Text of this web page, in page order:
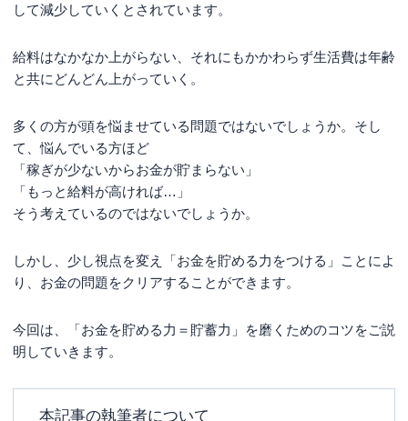
して減少していくとされています。
給料はなかなか上がらない、それにもかかわらず生活費は年齢
と共にどんどん上がっていく。
多くの方が頭を悩ませている問題ではないでしょうか。そし
て、悩んでいる方ほど
「稼ぎが少ないからお金が貯まらない」
「もっと給料が高ければ…」
そう考えているのではないでしょうか。
しかし、少し視点を変え「お金を貯める力をつける」ことによ
り、お金の問題をクリアすることができます。
今回は、「お金を貯める力＝貯蓄力」を磨くためのコツをご説
明していきます。
本記事の執筆者について